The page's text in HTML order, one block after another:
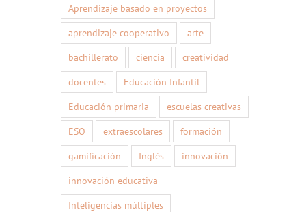
Aprendizaje basado en proyectos
aprendizaje cooperativo
arte
bachillerato
ciencia
creatividad
docentes
Educación Infantil
Educación primaria
escuelas creativas
ESO
extraescolares
formación
gamificación
Inglés
innovación
innovación educativa
Inteligencias múltiples